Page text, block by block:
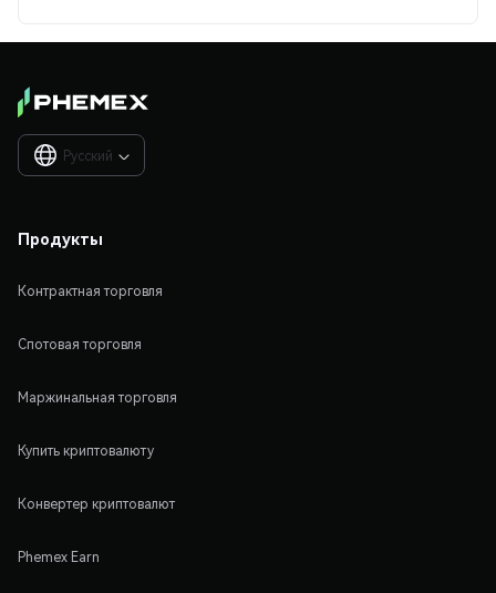
Русский 
Продукты
Контрактная торговля
Спотовая торговля
Маржинальная торговля
Купить криптовалюту
Конвертер криптовалют
Phemex Earn